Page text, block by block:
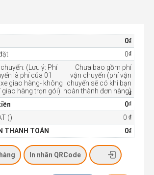
0₫
0₫
(Lưu ý: Phí
là phí của 01
giao hàng- không
giao hàng trọn gói)
Chưa bao gồm phí
vận chuyển (phí vận
chuyển sẽ có khi bạn
hoàn thành đơn hàng)
₫
0₫
() 0 ₫
THANH TOÁN 0₫